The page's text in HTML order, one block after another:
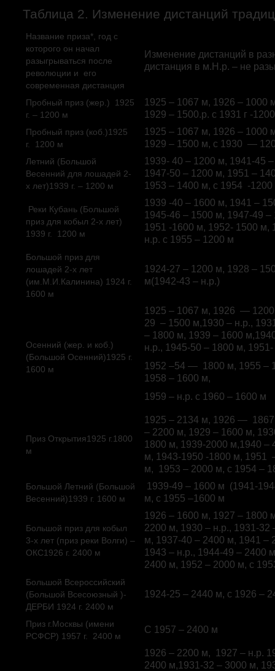
Таблица 2. Изменение дистанций
Название приза*, год с
которого он начал
разыгрываться после
революции и его
современная дистанция
Изменение дистанций в
дистанция в м.Н.р. – не
Пробный приз (жер.) 1925
г. – 1200 м
1925 – 1067 м, 1926 – 1000
1929 – 1500.р. с 1931 г -
Пробный приз (коб.)1925
г. 1200 м
1925 – 1067 м, 1926 – 1000
1929 – 1500 м, с 1930 —
Летний (Большой
Весенний для лошадей 2-
х лет)1939 г. – 1200 м
1939- 40 – 1200 м, 1941-45
1947-50 – 1200 м, 1951 –
1953 – 1400 м, с 1954 -
Реки Кубань (Большой
приз для кобыл 2-х лет)
1939 г. 1200 м
1939 -40 – 1600 м, 1941 –
1945-46 – 1500 м, 1947-49
1951 -1600 м, 1952- 1500 м,
н.р. с 1955 – 1200 м
Большой приз для
лошадей 2-х лет
(им.М.И.Калинина) 1924 г.
1600 м
1924-27 – 1200 м, 1928 –
м(1942-43 – н.р.)
Осенний (жер. и коб.)
(Большой Осенний)1925 г.
1600 м
1925 – 1067 м, 1926 —
29 – 1500 м,1930 – н.р.,
– 1800 м, 1939 – 1600
н.р., 1945-50 – 1800 м,
1952 –54 — 1800 м, 1955 –
1958 – 1600 м,
1959 – н.р. с 1960 – 1600 м
Приз Открытия1925 г.1800
м
1925 – 2134 м, 1926 —
– 2200 м, 1929 – 1600 м,
1800 м, 1939-2000 м,1940 –
м, 1943-1950 -1800 м, 1951
м, 1953 – 2000 м, с 1954 –
Большой Летний (Большой
Весенний)1939 г. 1600 м
1939-49 – 1600 м (1941-
м, с 1955 –1600 м
Большой приз для кобыл
3-х лет (приз реки Волги) –
ОКС1926 г. 2400 м
1926 – 1600 м, 1927 – 1800
2200 м, 1930 – н.р., 1931-32
м, 1937-40 – 2400 м, 1941 –
1943 – н.р., 1944-49 – 2400
2400 м, 1952 – 2000 м, с
Большой Всероссийский
(Большой Всесоюзный )-
ДЕРБИ 1924 г. 2400 м
1924-25 – 2440 м, с 1926 –
Приз г.Москвы (имени
РСФСР) 1957 г. 2400 м
С 1957 – 2400 м
1926 – 2200 м, 1927 – н.р.
2400 м,1931-32 – 3000 м,